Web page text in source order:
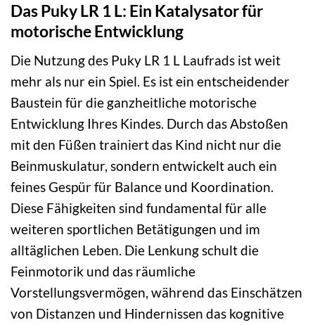
Das Puky LR 1 L: Ein Katalysator für
motorische Entwicklung
Die Nutzung des Puky LR 1 L Laufrads ist weit
mehr als nur ein Spiel. Es ist ein entscheidender
Baustein für die ganzheitliche motorische
Entwicklung Ihres Kindes. Durch das Abstoßen
mit den Füßen trainiert das Kind nicht nur die
Beinmuskulatur, sondern entwickelt auch ein
feines Gespür für Balance und Koordination.
Diese Fähigkeiten sind fundamental für alle
weiteren sportlichen Betätigungen und im
alltäglichen Leben. Die Lenkung schult die
Feinmotorik und das räumliche
Vorstellungsvermögen, während das Einschätzen
von Distanzen und Hindernissen das kognitive